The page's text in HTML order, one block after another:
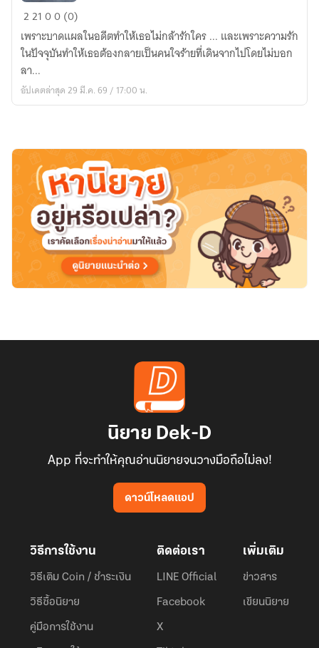
ใน
ที่
พายุ
ผ่าน
พ้น
22100 (0)
เพราะบาดแผลในอดีตทำให้เธอไม่กล้ารักใคร ... และเพราะความรัก
ในปัจจุบันทำให้เธอต้องกลายเป็นคนใจร้ายที่เดินจากไปโดยไม่บอก
ลา...
อัปเดตล่าสุด 29 มี.ค. 69 / 17:00 น.
นิยาย Dek-D
App ที่จะทำให้คุณอ่านนิยายจนวางมือถือไม่ลง!
ดาวน์โหลดแอป
วิธีการใช้งาน
วิธีเติม Coin / ชำระเงิน
วิธีซื้อนิยาย
คู่มือการใช้งาน
ติดต่อเรา
LINE Official
Facebook
X
เพิ่มเติม
ข่าวสาร
เขียนนิยาย